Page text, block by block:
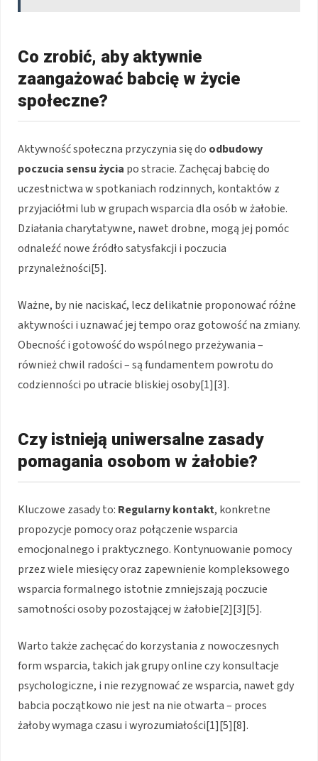
Co zrobić, aby aktywnie
zaangażować babcię w życie
społeczne?
Aktywność społeczna przyczynia się do odbudowy
poczucia sensu życia po stracie. Zachęcaj babcię do
uczestnictwa w spotkaniach rodzinnych, kontaktów z
przyjaciółmi lub w grupach wsparcia dla osób w żałobie.
Działania charytatywne, nawet drobne, mogą jej pomóc
odnaleźć nowe źródło satysfakcji i poczucia
przynależności[5].
Ważne, by nie naciskać, lecz delikatnie proponować różne
aktywności i uznawać jej tempo oraz gotowość na zmiany.
Obecność i gotowość do wspólnego przeżywania –
również chwil radości – są fundamentem powrotu do
codzienności po utracie bliskiej osoby[1][3].
Czy istnieją uniwersalne zasady
pomagania osobom w żałobie?
Kluczowe zasady to: Regularny kontakt, konkretne
propozycje pomocy oraz połączenie wsparcia
emocjonalnego i praktycznego. Kontynuowanie pomocy
przez wiele miesięcy oraz zapewnienie kompleksowego
wsparcia formalnego istotnie zmniejszają poczucie
samotności osoby pozostającej w żałobie[2][3][5].
Warto także zachęcać do korzystania z nowoczesnych
form wsparcia, takich jak grupy online czy konsultacje
psychologiczne, i nie rezygnować ze wsparcia, nawet gdy
babcia początkowo nie jest na nie otwarta – proces
żałoby wymaga czasu i wyrozumiałości[1][5][8].